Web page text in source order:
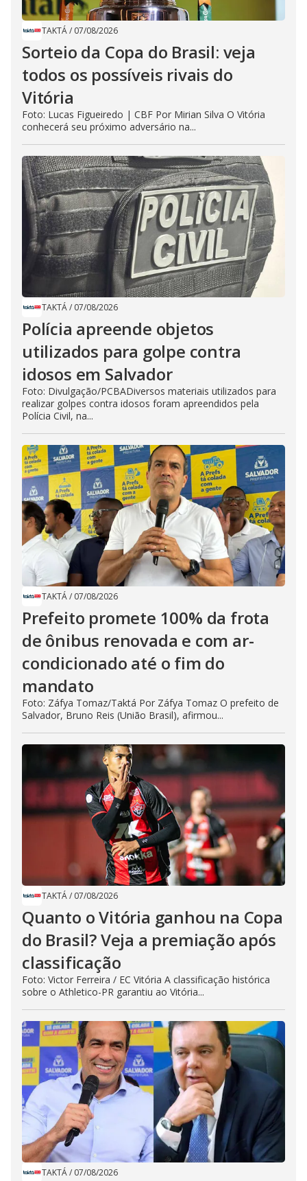
TAKTÁ/ 07/08/2026
Sorteio da Copa do Brasil: veja
todos os possíveis rivais do
Vitória
Foto: Lucas Figueiredo | CBF Por Mirian Silva O Vitória
conhecerá seu próximo adversário na...
TAKTÁ/ 07/08/2026
Polícia apreende objetos
utilizados para golpe contra
idosos em Salvador
Foto: Divulgação/PCBADiversos materiais utilizados para
realizar golpes contra idosos foram apreendidos pela
Polícia Civil, na...
TAKTÁ/ 07/08/2026
Prefeito promete 100% da frota
de ônibus renovada e com ar-
condicionado até o fim do
mandato
Foto: Záfya Tomaz/Taktá Por Záfya Tomaz O prefeito de
Salvador, Bruno Reis (União Brasil), afirmou...
TAKTÁ/ 07/08/2026
Quanto o Vitória ganhou na Copa
do Brasil? Veja a premiação após
classificação
Foto: Victor Ferreira / EC Vitória A classificação histórica
sobre o Athletico-PR garantiu ao Vitória...
TAKTÁ/ 07/08/2026